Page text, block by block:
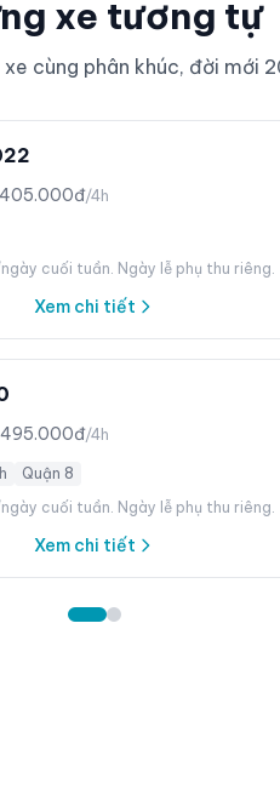
xe tương tự
cùng phân khúc, đời mới
405.000đ/4h
cuối tuần. Ngày lễ phụ thu riêng.
Xem chi tiết
495.000đ/4h
Quận 8
cuối tuần. Ngày lễ phụ thu riêng.
Xem chi tiết